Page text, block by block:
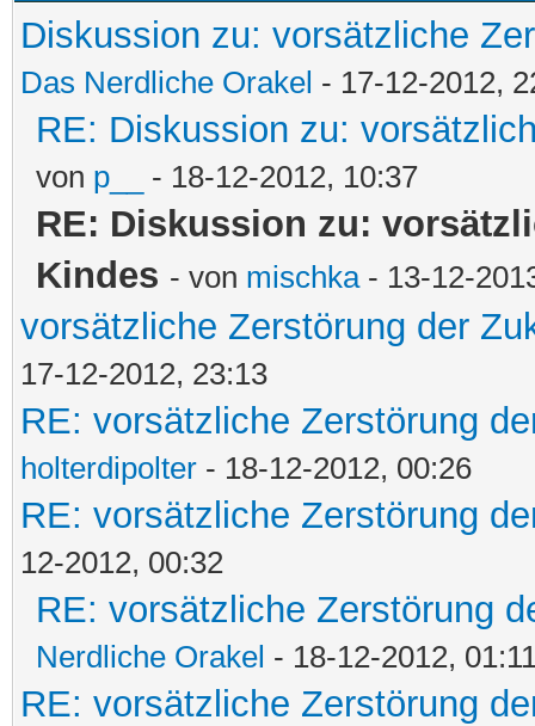
Diskussion zu: vorsätzliche
Das Nerdliche Orakel - 17-12-2012,
RE: Diskussion zu:
von p__ - 18-12-2012, 10:37
RE: Diskussion zu:
Kindes - von mischka- 13-12-
vorsätzliche Zerstörung der
17-12-2012, 23:13
RE: vorsätzliche Zerstörung
holterdipolter - 18-12-2012, 00:26
RE: vorsätzliche Zerstörung
12-2012, 00:32
RE: vorsätzliche Zerstörung
Nerdliche Orakel - 18-12-2012,
RE: vorsätzliche Zerstörung